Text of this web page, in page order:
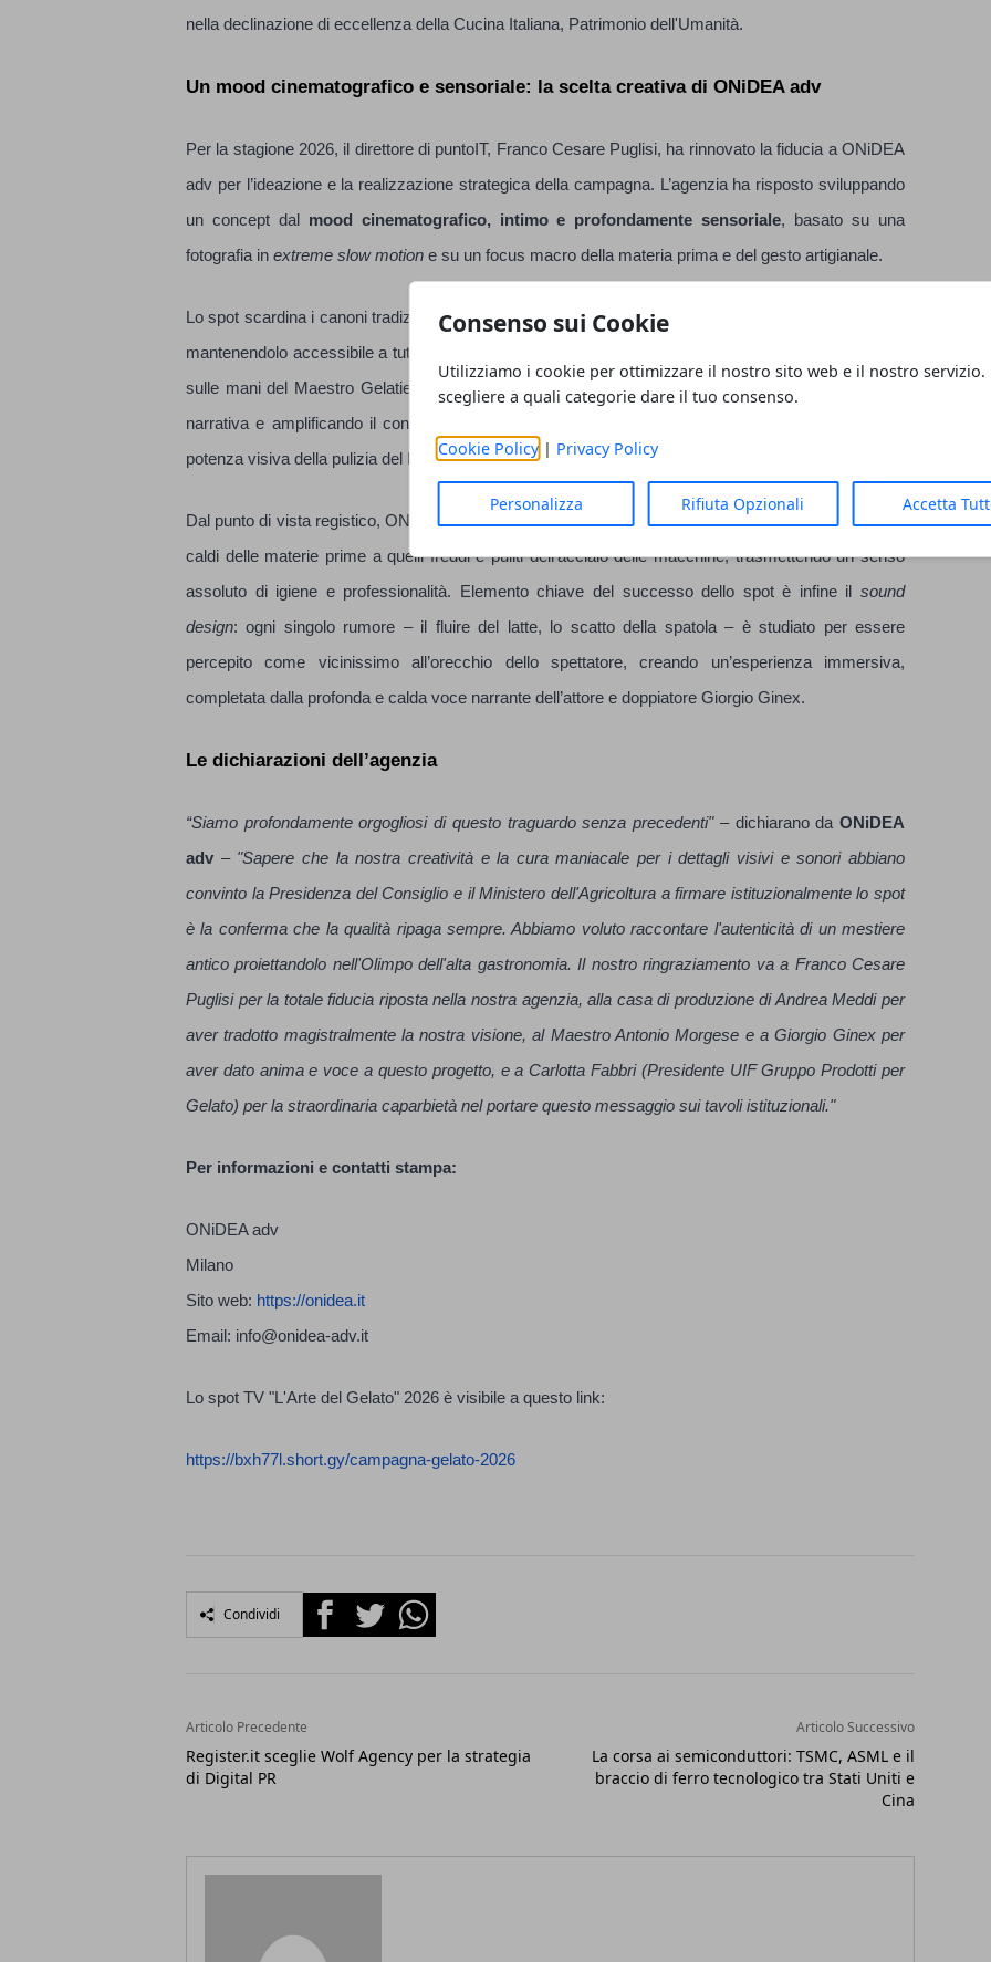
Consenso sui Cookie
Utilizziamo i cookie per ottimizzare il nostro sito web e il nostro servizio.
scegliere a quali categorie dare il tuo consenso.
Cookie Policy| Privacy Policy
Personalizza Rifiuta Opzionali Accetta
nella declinazione di eccellenza della Cucina Italiana, Patrimonio dell'Umanità.
Un mood cinematografico e sensoriale: la scelta creativa di ONiDEA adv
Per la stagione 2026, il direttore di puntoIT, Franco Cesare Puglisi, ha rinnovato la fiducia a ONiDEA
adv per l’ideazione e la realizzazione strategica della campagna. L’agenzia ha risposto sviluppando
un concept dal mood cinematografico, intimo e profondamente sensoriale, basato su una
fotografia in extreme slow motion e su un focus macro della materia prima e del gesto artigianale.
Lo spot scardina i canoni tradizionali per posizionare il gelato come un prodotto di “Alta Cucina”, pur
mantenendolo accessibile a tutti. Per due terzi del video l’inquadratura si concentra esclusivamente
sulle mani del Maestro Gelatiere (interpretato dal testimonial Antonio Morgese), creando un’attesa
narrativa e amplificando il concetto puro di artigianalità. I pochissimi dialoghi lasciano spazio alla
potenza visiva della pulizia del laboratorio e alla bellezza degli ingredienti.
Dal punto di vista registico, ONiDEA adv ha curato una raffinatacolor gradingche contrappone i toni
caldi delle materie prime a quelli freddi e puliti dell’acciaio delle macchine, trasmettendo un senso
assoluto di igiene e professionalità. Elemento chiave del successo dello spot è infine il sound
design: ogni singolo rumore – il fluire del latte, lo scatto della spatola – è studiato per essere
percepito come vicinissimo all’orecchio dello spettatore, creando un’esperienza immersiva,
completata dalla profonda e calda voce narrante dell’attore e doppiatore Giorgio Ginex.
Le dichiarazioni dell’agenzia
“Siamo profondamente orgogliosi di questo traguardo senza precedenti"– dichiarano daONiDEA
adv – "Sapere che la nostra creatività e la cura maniacale per i dettagli visivi e sonori abbiano
convinto la Presidenza del Consiglio e il Ministero dell'Agricoltura a firmare istituzionalmente lo spot
è la conferma che la qualità ripaga sempre. Abbiamo voluto raccontare l'autenticità di un mestiere
antico proiettandolo nell'Olimpo dell'alta gastronomia. Il nostro ringraziamento va a Franco Cesare
Puglisi per la totale fiducia riposta nella nostra agenzia, alla casa di produzione di Andrea Meddi per
aver tradotto magistralmente la nostra visione, al Maestro Antonio Morgese e a Giorgio Ginex per
aver dato anima e voce a questo progetto, e a Carlotta Fabbri (Presidente UIF Gruppo Prodotti per
Gelato) per la straordinaria caparbietà nel portare questo messaggio sui tavoli istituzionali."
Per informazioni e contatti stampa:
ONiDEA adv
Milano
Sito web: https://onidea.it
Email: info@onidea-adv.it
Lo spot TV "L'Arte del Gelato" 2026 è visibile a questo link:
https://bxh77l.short.gy/campagna-gelato-2026
Condividi FacebookTwitterWhatsapp
Articolo Precedente
Register.it sceglie Wolf Agency per la strategia
di Digital PR
Articolo Successivo
La corsa ai semiconduttori: TSMC, ASML e il
braccio di ferro tecnologico tra Stati Uniti e
Cina